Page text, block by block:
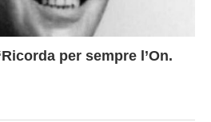
per sempre l’On.